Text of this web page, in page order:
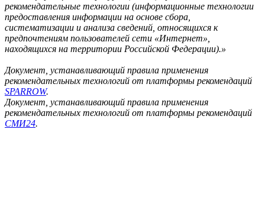
рекомендательные технологии (информационные технологии
предоставления информации на основе сбора,
систематизации и анализа сведений, относящихся к
предпочтениям пользователей сети «Интернет»,
находящихся на территории Российской Федерации).»
Документ, устанавливающий правила применения
рекомендательных технологий от платформы рекомендаций
SPARROW.
Документ, устанавливающий правила применения
рекомендательных технологий от платформы рекомендаций
СМИ24.